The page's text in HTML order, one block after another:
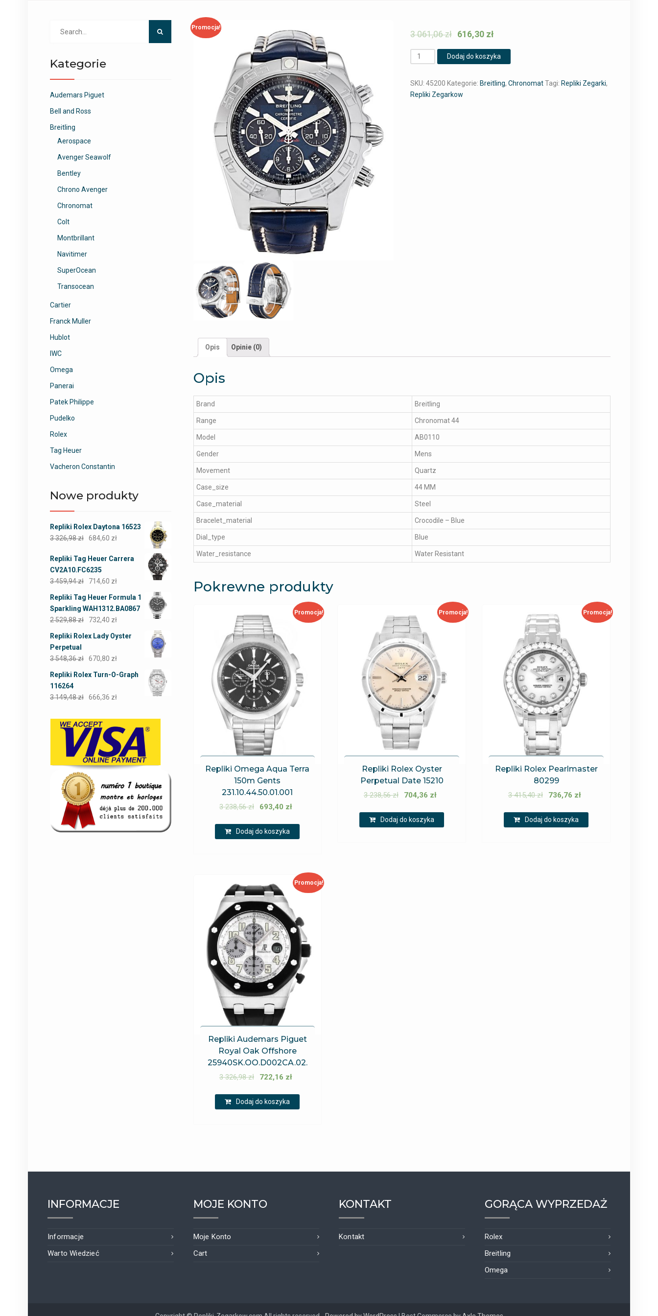
Promocja!
3 061,06zł 616,30 zł
Ilość Dodaj do koszyka
SKU: 45200 Kategorie: Breitling, ChronomatTagi: Repliki Zegarki,
Repliki Zegarkow
Opis Opinie (0)
Opis
Brand Breitling
Range Chronomat 44
Model AB0110
Gender Mens
Movement Quartz
Case_size 44 MM
Case_material Steel
Bracelet_material Crocodile – Blue
Dial_type Blue
Water_resistance Water Resistant
Pokrewne produkty
Promocja!
Repliki Omega Aqua Terra
150m Gents
231.10.44.50.01.001
3 238,56zł 693,40 zł
Dodaj do koszyka
Promocja!
Repliki Rolex Oyster
Perpetual Date 15210
3 238,56zł 704,36 zł
Dodaj do koszyka
Promocja!
Repliki Rolex Pearlmaster
80299
3 415,40zł 736,76 zł
Dodaj do koszyka
Promocja!
Repliki Audemars Piguet
Royal Oak Offshore
25940SK.OO.D002CA.02.
3 326,98zł 722,16 zł
Dodaj do koszyka
Kategorie
Audemars Piguet
Bell and Ross
Breitling
Aerospace
Avenger Seawolf
Bentley
Chrono Avenger
Chronomat
Colt
Montbrillant
Navitimer
SuperOcean
Transocean
Cartier
Franck Muller
Hublot
IWC
Omega
Panerai
Patek Philippe
Pudelko
Rolex
Tag Heuer
Vacheron Constantin
Nowe produkty
Repliki Rolex Daytona 16523
3 326,98zł 684,60 zł
Repliki Tag Heuer Carrera
CV2A10.FC6235
3 459,94zł 714,60 zł
Repliki Tag Heuer Formula 1
Sparkling WAH1312.BA0867
2 529,88zł 732,40 zł
Repliki Rolex Lady Oyster
Perpetual
3 548,36zł 670,80 zł
Repliki Rolex Turn-O-Graph
116264
3 149,48zł 666,36 zł
INFORMACJE
Informacje
Warto Wiedzieć
MOJE KONTO
Moje Konto
Cart
KONTAKT
Kontakt
GORĄCA WYPRZEDAŻ
Rolex
Breitling
Omega